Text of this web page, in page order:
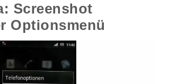
Screenshot
Optionsmenü